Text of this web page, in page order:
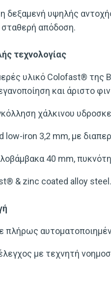
δεξαμενή υψηλής
σταθερή απόδοση.
τεχνολογίας
υλικό Colofast® της
και άριστο
χάλκινου
low-iron 3,2 mm, με
40 mm,
& zinc coated alloy steel.
πλήρως
με τεχνητή